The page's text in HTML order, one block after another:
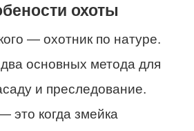
охоты
— охотник по натуре.
основных метода для
и преследование.
это когда змейка